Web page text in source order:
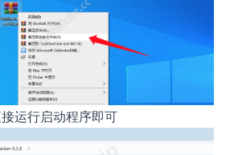
运行启动程序即可